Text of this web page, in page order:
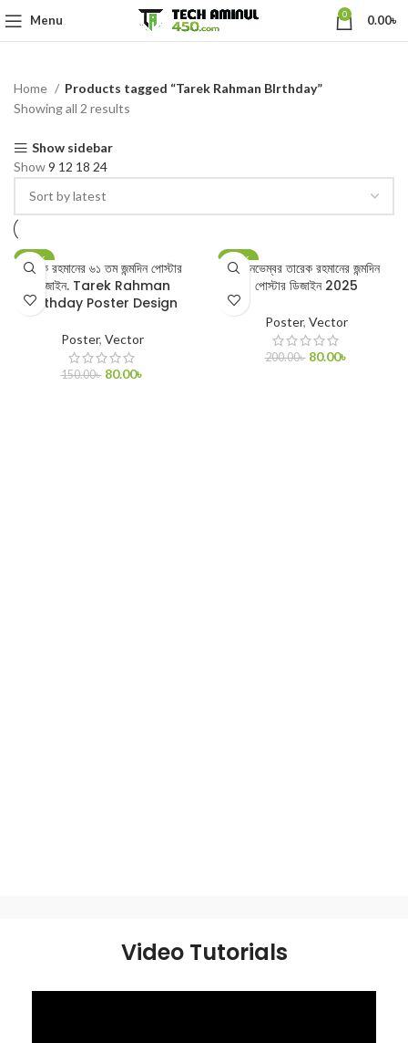
Menu 0 0.00৳
Home
Products tagged “Tarek Rahman BIrthday”
Showing all 2 results
Show sidebar
Show9 12 18 24
-47%
তারেক রহমানের ৬১ তম জন্মদিন পোস্টার
‍ডিজাইন. Tarek Rahman
Birthday Poster Design
Poster, Vector
150.00৳ 80.00৳
-60%
২০ নভেম্বর তারেক রহমানের জন্মদিন
পোস্টার ডিজাইন 2025
Poster, Vector
200.00৳ 80.00৳
Video Tutorials